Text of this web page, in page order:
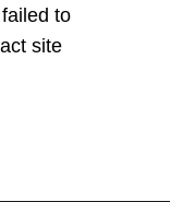
to
site